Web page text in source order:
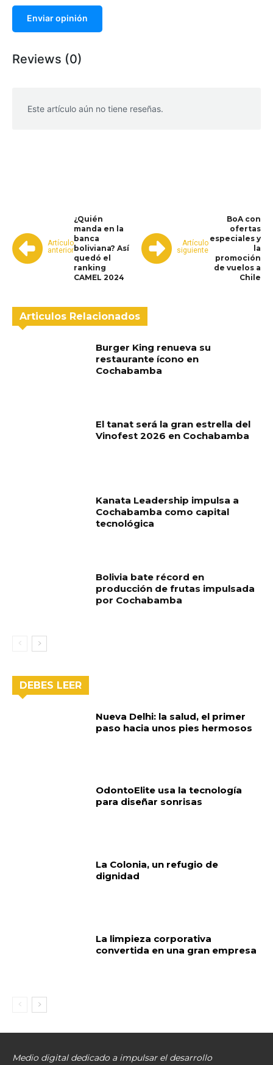
Enviar opinión
Reviews (0)
Este artículo aún no tiene reseñas.
Artículo
anterior
¿Quién
manda en la
banca
boliviana? Así
quedó el
ranking
CAMEL 2024
Artículo
siguiente
BoA con
ofertas
especiales y
la
promoción
de vuelos a
Chile
Articulos Relacionados
Burger King renueva su
restaurante ícono en
Cochabamba
El tanat será la gran estrella del
Vinofest 2026 en Cochabamba
Kanata Leadership impulsa a
Cochabamba como capital
tecnológica
Bolivia bate récord en
producción de frutas impulsada
por Cochabamba
DEBES LEER
Nueva Delhi: la salud, el primer
paso hacia unos pies hermosos
OdontoElite usa la tecnología
para diseñar sonrisas
La Colonia, un refugio de
dignidad
La limpieza corporativa
convertida en una gran empresa
Medio digital dedicado a impulsar el desarrollo